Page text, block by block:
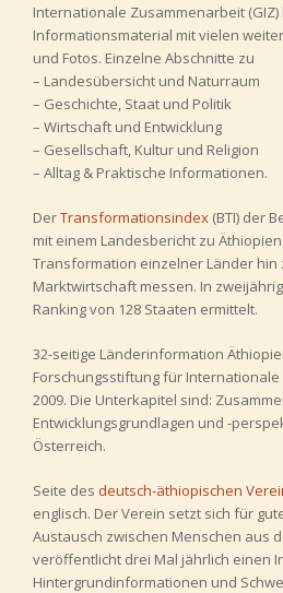
Internationale Zusammenarbeit
Informationsmaterial mit vielen
und Fotos. Einzelne Abschnitte zu
– Landesübersicht und Naturraum
– Geschichte, Staat und Politik
– Wirtschaft und Entwicklung
– Gesellschaft, Kultur und Religion
– Alltag & Praktische Informationen.
DerTransformationsindex (BTI) der
mit einem Landesbericht zu
Transformation einzelner Länder hin
Marktwirtschaft messen. In
Ranking von 128 Staaten ermittelt.
32-seitige Länderinformation
Forschungsstiftung für Internationale
2009. Die Unterkapitel sind:
Entwicklungsgrundlagen und -
Österreich.
Seite des deutsch-äthiopischen
englisch. Der Verein setzt sich für
Austausch zwischen Menschen aus
veröffentlicht drei Mal jährlich einen
Hintergrundinformationen und